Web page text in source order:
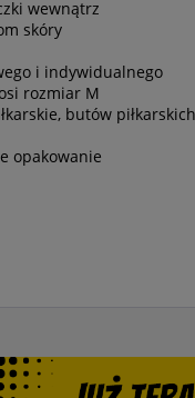
wewnątrz
skóry
i indywidualnego
rozmiar M
butów piłkarskich
opakowanie